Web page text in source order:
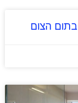
הצום